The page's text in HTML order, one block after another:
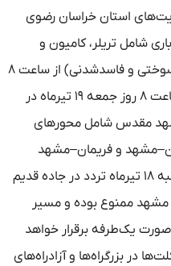
استان خراسان رضوی
شامل تریلر، کامیون و
کامیونت (به استثنای حاملان مواد سوختی و فاسدشدنی) از ساعت ۸
صبح امروز چهارشنبه ۱۷ تیرماه تا ساعت ۸ روز جمعه ۱۹ تیرماه در
مشهد مقدس شامل محورهای
و فریمان–مشهد
ممنوع است. از ساعت ۱۴ روز پنجشنبه ۱۸ تیرماه تردد در جاده قدیم
مشهد ممنوع بوده و مسیر
یک‌طرفه برقرار خواهد
در بزرگراه‌ها و آزادراه‌های